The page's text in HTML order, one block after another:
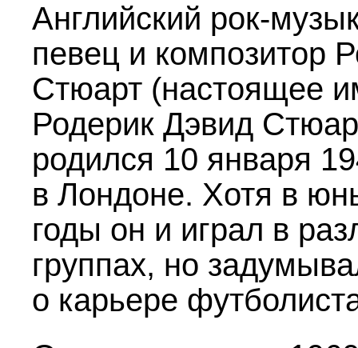
Английский рок-
певец и композитор
Стюарт (настоящее
Родерик Дэвид
родился 10 января
в Лондоне. Хотя в
годы он и играл в
группах, но
о карьере